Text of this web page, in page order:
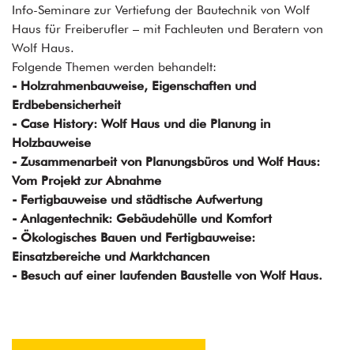
Info-Seminare zur Vertiefung der Bautechnik von Wolf
Haus für Freiberufler – mit Fachleuten und Beratern von
Wolf Haus.
Folgende Themen werden behandelt:
- Holzrahmenbauweise, Eigenschaften und
Erdbebensicherheit
- Case History: Wolf Haus und die Planung in
Holzbauweise
- Zusammenarbeit von Planungsbüros und Wolf Haus:
Vom Projekt zur Abnahme
- Fertigbauweise und städtische Aufwertung
- Anlagentechnik: Gebäudehülle und Komfort
- Ökologisches Bauen und Fertigbauweise:
Einsatzbereiche und Marktchancen
- Besuch auf einer laufenden Baustelle von Wolf Haus.